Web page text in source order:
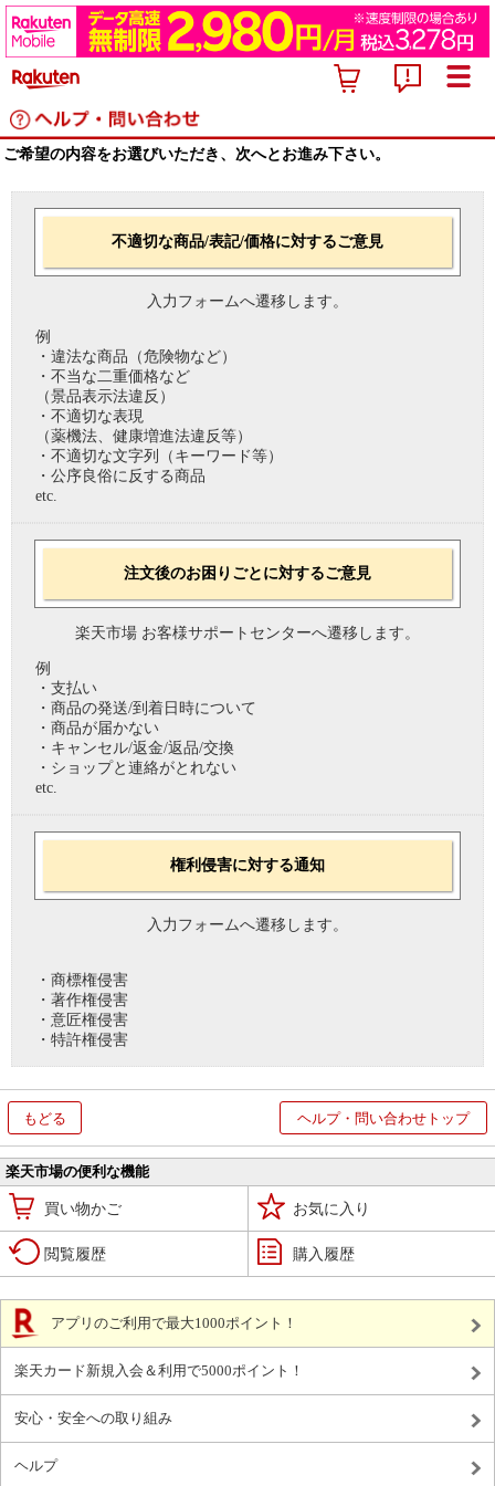
ご希望の内容をお選びいただき、次へとお進み下さい。
不適切な商品/表記/価格に対するご意見
入力フォームへ遷移します。
例
・違法な商品（危険物など）
・不当な二重価格など
（景品表示法違反）
・不適切な表現
（薬機法、健康増進法違反等）
・不適切な文字列（キーワード等）
・公序良俗に反する商品
etc.
注文後のお困りごとに対するご意見
楽天市場 お客様サポートセンターへ遷移します。
例
・支払い
・商品の発送/到着日時について
・商品が届かない
・キャンセル/返金/返品/交換
・ショップと連絡がとれない
etc.
権利侵害に対する通知
入力フォームへ遷移します。
・商標権侵害
・著作権侵害
・意匠権侵害
・特許権侵害
もどる ヘルプ・問い合わせトップ
楽天市場の便利な機能
買い物かご お気に入り
閲覧履歴 購入履歴
アプリのご利用で最大1000ポイント！
楽天カード新規入会＆利用で5000ポイント！
安心・安全への取り組み
ヘルプ